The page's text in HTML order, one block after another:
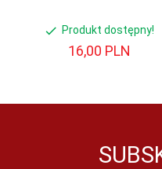
Produkt dostępny!
16,00 PLN